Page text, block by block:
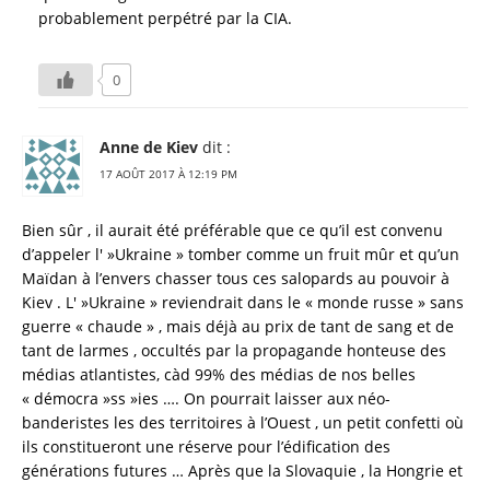
probablement perpétré par la CIA.
0
Anne de Kiev dit :
17 AOÛT 2017 À 12:19 PM
Bien sûr , il aurait été préférable que ce qu’il est convenu
d’appeler l' »Ukraine » tomber comme un fruit mûr et qu’un
Maïdan à l’envers chasser tous ces salopards au pouvoir à
Kiev . L' »Ukraine » reviendrait dans le « monde russe » sans
guerre « chaude » , mais déjà au prix de tant de sang et de
tant de larmes , occultés par la propagande honteuse des
médias atlantistes, càd 99% des médias de nos belles
« démocra »ss »ies …. On pourrait laisser aux néo-
banderistes les des territoires à l’Ouest , un petit confetti où
ils constitueront une réserve pour l’édification des
générations futures … Après que la Slovaquie , la Hongrie et